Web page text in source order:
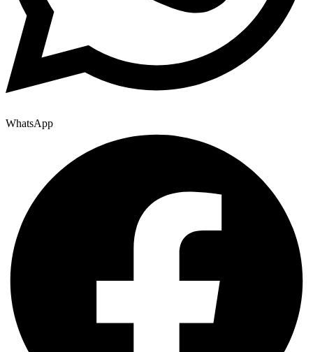
WhatsApp